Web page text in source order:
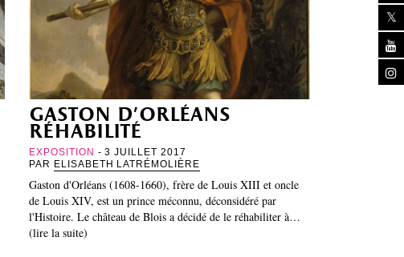
gaston d’orléans
réhabilité
EXPOSITION - 3 JUILLET 2017
PAR ELISABETH LATRÉMOLIÈRE
Gaston d'Orléans (1608-1660), frère de Louis XIII et oncle
de Louis XIV, est un prince méconnu, déconsidéré par
l'Histoire. Le château de Blois a décidé de le réhabiliter à…
(lire la suite)